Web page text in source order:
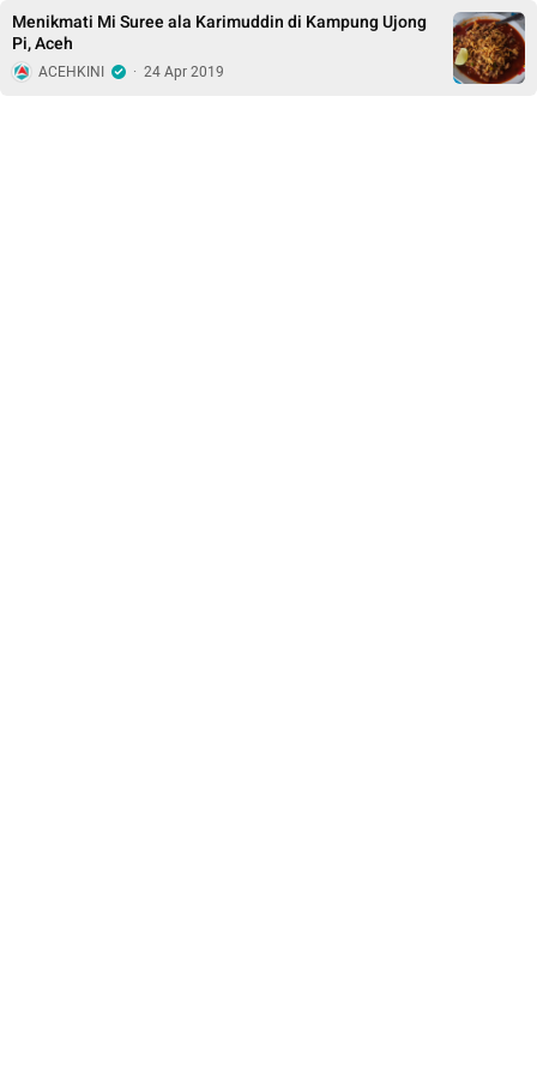
Menikmati Mi Suree ala Karimuddin di Kampung Ujong
Pi, Aceh
ACEHKINI · 24 Apr 2019